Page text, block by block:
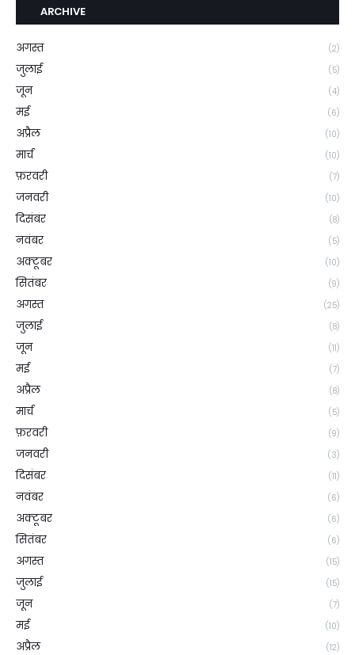
ARCHIVE
अगस्त (2)
जुलाई (5)
जून (4)
मई (6)
अप्रैल (10)
मार्च (10)
फ़रवरी (7)
जनवरी (10)
दिसंबर (8)
नवंबर (5)
अक्टूबर (10)
सितंबर (9)
अगस्त (25)
जुलाई (8)
जून (11)
मई (7)
अप्रैल (8)
मार्च (5)
फ़रवरी (9)
जनवरी (3)
दिसंबर (11)
नवंबर (6)
अक्टूबर (6)
सितंबर (6)
अगस्त (15)
जुलाई (15)
जून (7)
मई (10)
अप्रैल (12)